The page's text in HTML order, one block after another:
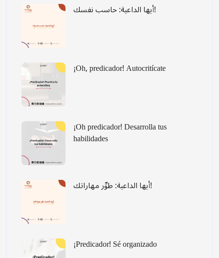
أيها الداعية: حاسب نفسك!
¡Oh, predicador! Autocritícate
¡Oh predicador! Desarrolla tus
habilidades
أيها الداعية: طوِّر مهاراتك!
¡Predicador! Sé organizado